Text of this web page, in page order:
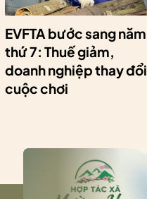
EVFTA bước sang năm
thứ 7: Thuế giảm,
doanh nghiệp thay đổi
cuộc chơi